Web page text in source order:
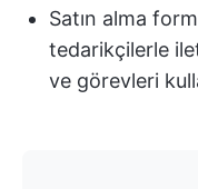
Satın alma
tedarikçilerle
ve görevleri